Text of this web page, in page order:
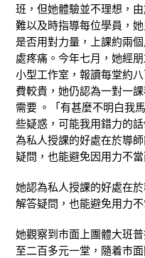
班，但她體驗並不理想，
難以及時指導每位學員，
是否用對力量，上課約兩
處疼痛。今年七月，她經
小型工作室，報讀每堂約
費較貴，她仍認為一對一
需要 。「有甚麼不明白我
些疑惑，可能我用錯力的
為私人授課的好處在於導
疑問，也能避免因用力不當
她認為私人授課的好處在
解答疑問，也能避免用力不
她觀察到市面上團體大班
至二百多元一堂，隨着市